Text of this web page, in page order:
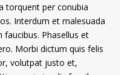
torquent per conubia
Interdum et malesuada
Phasellus et
Morbi dictum quis felis
volutpat justo et,